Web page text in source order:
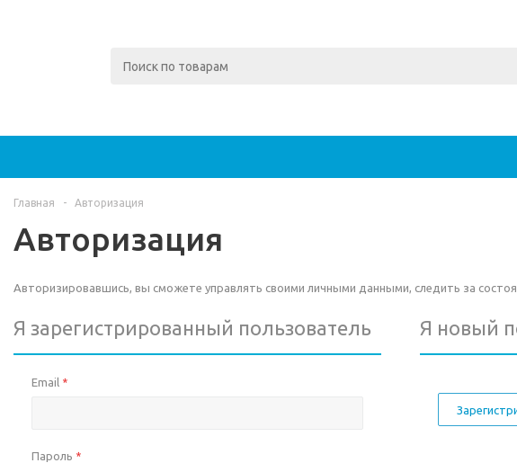
Главная - Авторизация
Авторизация
Авторизировавшись, вы сможете управлять своими личными данными, следить за
Я зарегистрированный пользователь
Email *
Пароль *
Я новый